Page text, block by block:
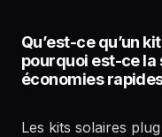
Qu’est-ce qu’un
pourquoi est-ce la
économies
Les kits solaires